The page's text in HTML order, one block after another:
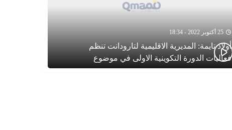
25 أكتوبر 2022 - 18:34
أولاد تايمة: المديرية الاقليمية لتارودانت تنظم
فعاليات الدورة التكوينية الاولى في موضوع
الطفولة المبكرة بمركز التكوين ثانوية الحسن